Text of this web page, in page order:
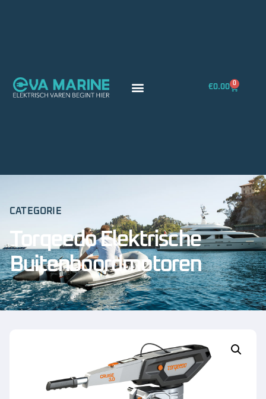
€0.00 0
CATEGORIE
Torqeedo Elektrische
Buitenboordmotoren